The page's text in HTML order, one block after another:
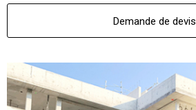
Demande de devis